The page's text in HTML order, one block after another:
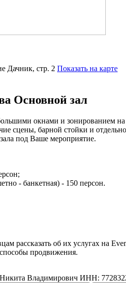
Дачник, стр. 2 Показать на карте
Основной зал
окнами и зонированием
сцены, барной стойки и
под Ваше мероприятие.
- банкетная) - 150 персон.
рассказать об их услугах на
продвижения.
Владимирович ИНН: